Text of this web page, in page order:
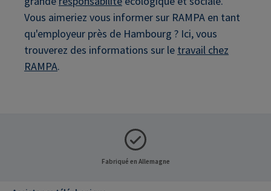
Vous aimeriez vous informer sur RAMPA en tant
qu'employeur près de Hambourg ? Ici, vous
trouverez des informations sur le travail chez
RAMPA.
Fabriqué en Allemagne